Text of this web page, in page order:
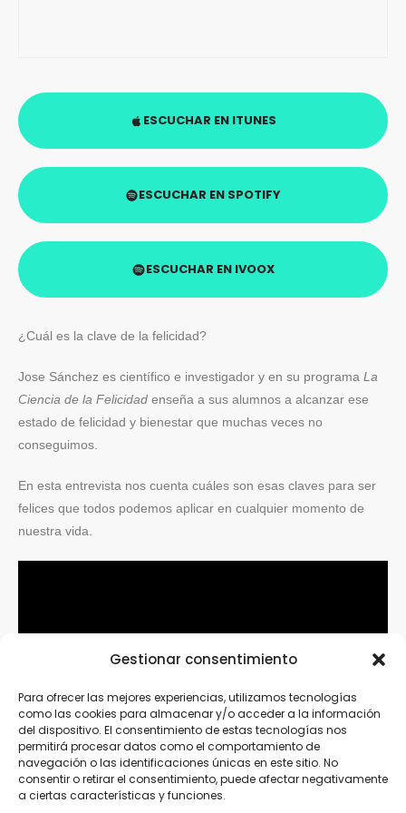
Gestionar consentimiento
Para ofrecer las mejores experiencias, utilizamos tecnologías
como las cookies para almacenar y/o acceder a la información
del dispositivo. El consentimiento de estas tecnologías nos
permitirá procesar datos como el comportamiento de
navegación o las identificaciones únicas en este sitio. No
consentir o retirar el consentimiento, puede afectar negativamente
a ciertas características y funciones.
ESCUCHAR EN ITUNES
ESCUCHAR EN SPOTIFY
ESCUCHAR EN IVOOX
¿Cuál es la clave de la felicidad?
Jose Sánchez es científico e investigador y en su programa La
Ciencia de la Felicidad enseña a sus alumnos a alcanzar ese
estado de felicidad y bienestar que muchas veces no
conseguimos.
En esta entrevista nos cuenta cuáles son esas claves para ser
felices que todos podemos aplicar en cualquier momento de
nuestra vida.